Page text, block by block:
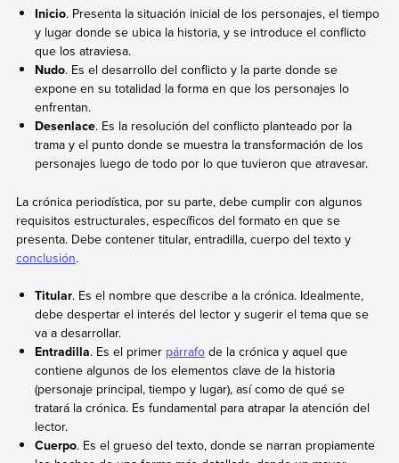
Inicio. Presenta la situación inicial de los personajes, el tiempo
y lugar donde se ubica la historia, y se introduce el conflicto
que los atraviesa.
Nudo. Es el desarrollo del conflicto y la parte donde se
expone en su totalidad la forma en que los personajes lo
enfrentan.
Desenlace. Es la resolución del conflicto planteado por la
trama y el punto donde se muestra la transformación de los
personajes luego de todo por lo que tuvieron que atravesar.
La crónica periodística, por su parte, debe cumplir con algunos
requisitos estructurales, específicos del formato en que se
presenta. Debe contener titular, entradilla, cuerpo del texto y
conclusión.
Titular. Es el nombre que describe a la crónica. Idealmente,
debe despertar el interés del lector y sugerir el tema que se
va a desarrollar.
Entradilla. Es el primer párrafo de la crónica y aquel que
contiene algunos de los elementos clave de la historia
(personaje principal, tiempo y lugar), así como de qué se
tratará la crónica. Es fundamental para atrapar la atención del
lector.
Cuerpo. Es el grueso del texto, donde se narran propiamente